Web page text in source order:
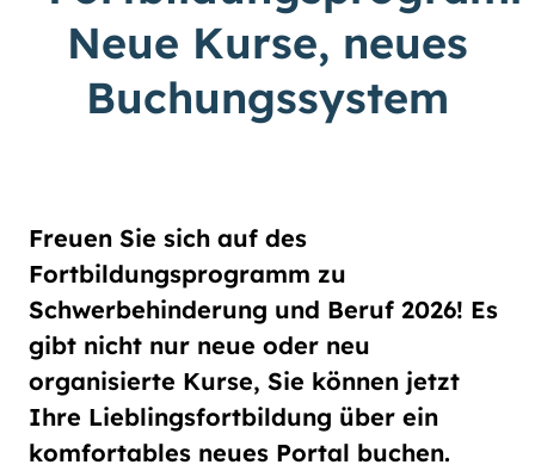
Leichte Sprache
Gebärdensprache (DGS)
an
aus
Schriftgröße
normal
groß
Kontrast
Neue Kurse, neues
Buchungssystem
Freuen Sie sich auf des
Fortbildungsprogramm zu
Schwerbehinderung und Beruf 2026! Es
gibt nicht nur neue oder neu
organisierte Kurse, Sie können jetzt
Ihre Lieblingsfortbildung über ein
komfortables neues Portal buchen.